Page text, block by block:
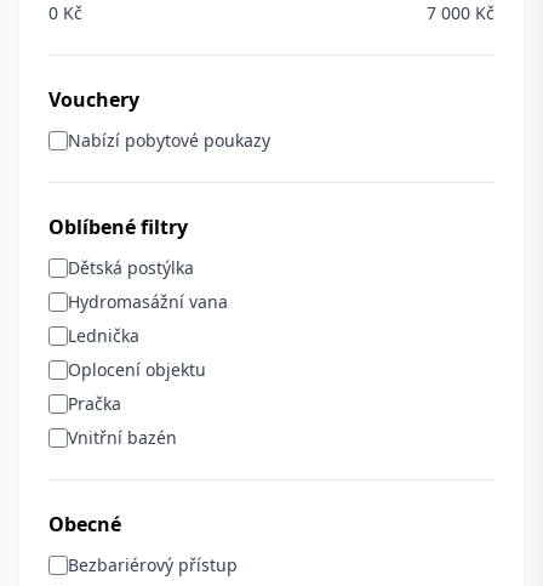
0 Kč 7 000 Kč
Vouchery
Nabízí pobytové poukazy
Oblíbené filtry
Dětská postýlka
Hydromasážní vana
Lednička
Oplocení objektu
Pračka
Vnitřní bazén
Obecné
Bezbariérový přístup